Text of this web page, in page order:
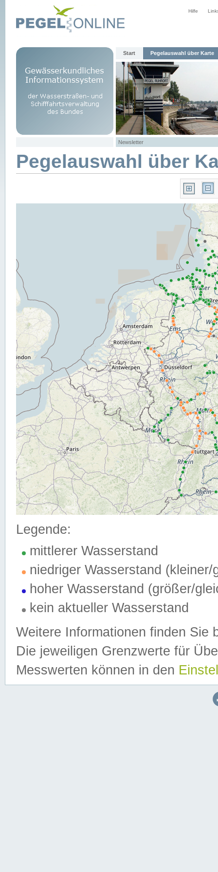
Hilfe
Start Pegelauswahl über Karte
Newsletter
Pegelauswahl über
Legende:
mittlerer Wasserstand
niedriger Wasserstand (kleiner/
hoher Wasserstand (größer/
kein aktueller Wasserstand
Weitere Informationen finden Sie
Die jeweiligen Grenzwerte für
Messwerten können in den